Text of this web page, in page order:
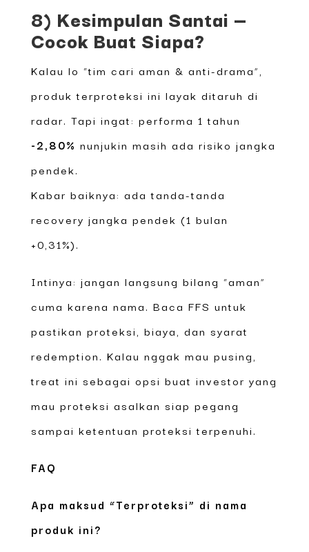
8) Kesimpulan Santai —
Cocok Buat Siapa?
Kalau lo “tim cari aman & anti-drama”,
produk terproteksi ini layak ditaruh di
radar. Tapi ingat: performa 1 tahun
-2,80% nunjukin masih ada risiko jangka
pendek.
Kabar baiknya: ada tanda-tanda
recovery jangka pendek (1 bulan
+0,31%).
Intinya: jangan langsung bilang “aman”
cuma karena nama. Baca FFS untuk
pastikan proteksi, biaya, dan syarat
redemption. Kalau nggak mau pusing,
treat ini sebagai opsi buat investor yang
mau proteksi asalkan siap pegang
sampai ketentuan proteksi terpenuhi.
FAQ
Apa maksud “Terproteksi” di nama
produk ini?